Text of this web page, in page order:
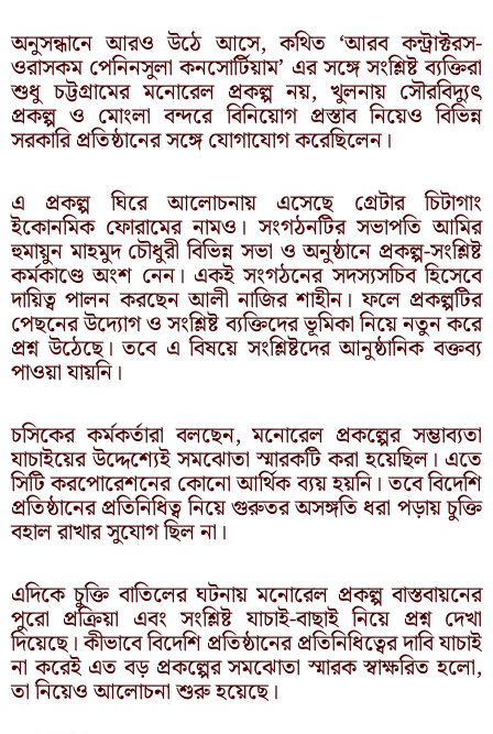
অনুসন্ধানে আরও উঠে আসে, কথিত ‘আরব কন্ট্রাক্টরস-
ওরাসকম পেনিনসুলা কনসোর্টিয়াম’ এর সঙ্গে সংশ্লিষ্ট ব্যক্তিরা
শুধু চট্টগ্রামের মনোরেল প্রকল্প নয়, খুলনায় সৌরবিদ্যুৎ
প্রকল্প ও মোংলা বন্দরে বিনিয়োগ প্রস্তাব নিয়েও বিভিন্ন
সরকারি প্রতিষ্ঠানের সঙ্গে যোগাযোগ করেছিলেন।
এ প্রকল্প ঘিরে আলোচনায় এসেছে গ্রেটার চিটাগাং
ইকোনমিক ফোরামের নামও। সংগঠনটির সভাপতি আমির
হুমায়ুন মাহমুদ চৌধুরী বিভিন্ন সভা ও অনুষ্ঠানে প্রকল্প-সংশ্লিষ্ট
কর্মকাণ্ডে অংশ নেন। একই সংগঠনের সদস্যসচিব হিসেবে
দায়িত্ব পালন করছেন আলী নাজির শাহীন। ফলে প্রকল্পটির
পেছনের উদ্যোগ ও সংশ্লিষ্ট ব্যক্তিদের ভূমিকা নিয়ে নতুন করে
প্রশ্ন উঠেছে। তবে এ বিষয়ে সংশ্লিষ্টদের আনুষ্ঠানিক বক্তব্য
পাওয়া যায়নি।
চসিকের কর্মকর্তারা বলছেন, মনোরেল প্রকল্পের সম্ভাব্যতা
যাচাইয়ের উদ্দেশ্যেই সমঝোতা স্মারকটি করা হয়েছিল। এতে
সিটি করপোরেশনের কোনো আর্থিক ব্যয় হয়নি। তবে বিদেশি
প্রতিষ্ঠানের প্রতিনিধিত্ব নিয়ে গুরুতর অসঙ্গতি ধরা পড়ায় চুক্তি
বহাল রাখার সুযোগ ছিল না।
এদিকে চুক্তি বাতিলের ঘটনায় মনোরেল প্রকল্প বাস্তবায়নের
পুরো প্রক্রিয়া এবং সংশ্লিষ্ট যাচাই-বাছাই নিয়ে প্রশ্ন দেখা
দিয়েছে। কীভাবে বিদেশি প্রতিষ্ঠানের প্রতিনিধিত্বের দাবি যাচাই
না করেই এত বড় প্রকল্পের সমঝোতা স্মারক স্বাক্ষরিত হলো,
তা নিয়েও আলোচনা শুরু হয়েছে।